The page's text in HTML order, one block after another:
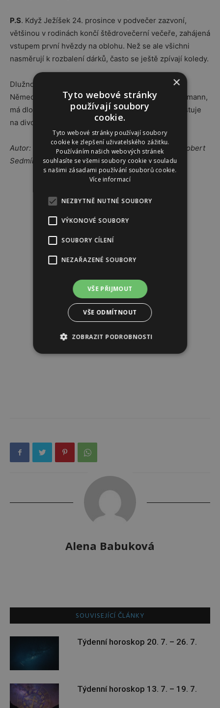
P.S. Když Ježíšek 24. prosince v podvečer zazvoní,
většinou v rodinách končí štědrovečerní večeře, zahájená
vstupem první hvězdy na oblohu. Než se ale všichni
nasměrují k rozbalení dárků, často se ještě zpívají koledy.
Dlužno dodat, že zejména v severních oblastech
Německa a Rakouska působí vznešený Weihnachtsmann,
má dlouhý plášť s kapucí, zrzavé vlasy i vousy a cestuje
na divokém větru…
Autor: Michaela Šmerglová, foto:annca_Pixabay, Robert
Sedmík
Alena Babuková
SOUVISEJÍCÍ ČLÁNKY
Týdenní horoskop 20. 7. – 26. 7.
Týdenní horoskop 13. 7. – 19. 7.
×
Tyto webové stránky
používají soubory
cookie.
Tyto webové stránky používají soubory
cookie ke zlepšení uživatelského zážitku.
Používáním našich webových stránek
souhlasíte se všemi soubory cookie v souladu
s našimi zásadami používání souborů cookie.
Více informací
NEZBYTNĚ NUTNÉ SOUBORY
VÝKONOVÉ SOUBORY
SOUBORY CÍLENÍ
NEZAŘAZENÉ SOUBORY
VŠE PŘIJMOUT
VŠE ODMÍTNOUT
ZOBRAZIT PODROBNOSTI